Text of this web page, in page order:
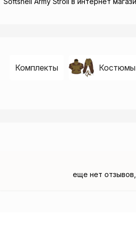
Комплекты Костюмы
еще нет